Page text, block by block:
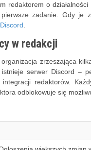
redaktorem o
zadanie. Gdy je
w redakcji
zrzeszająca
serwer Discord –
redaktorów.
odblokowuje się